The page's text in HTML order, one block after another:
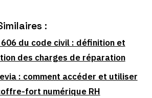
:
du code civil : définition et
des charges de réparation
: comment accéder et utiliser
fort numérique RH